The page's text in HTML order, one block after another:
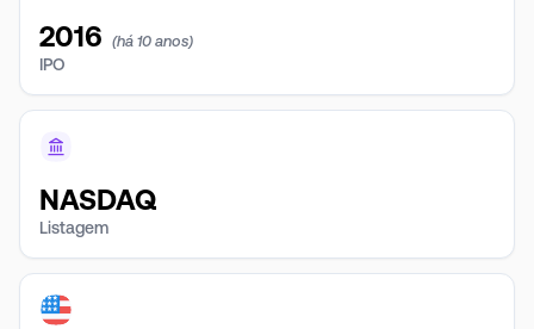
2016 (há 10 anos)
IPO
NASDAQ
Listagem